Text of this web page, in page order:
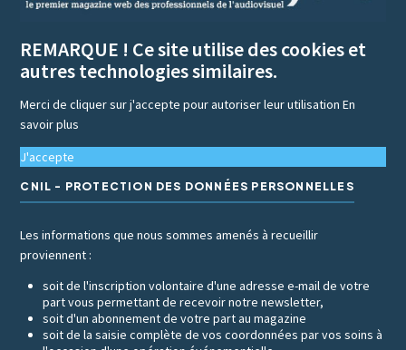
REMARQUE ! Ce site utilise des cookies et
autres technologies similaires.
Merci de cliquer sur j'accepte pour autoriser leur utilisationEn
savoir plus
J'accepte
CNIL - PROTECTION DES DONNÉES PERSONNELLES
Les informations que nous sommes amenés à recueillir
proviennent :
soit de l'inscription volontaire d'une adresse e-mail de votre
part vous permettant de recevoir notre newsletter,
soit d'un abonnement de votre part au magazine
soit de la saisie complète de vos coordonnées par vos soins à